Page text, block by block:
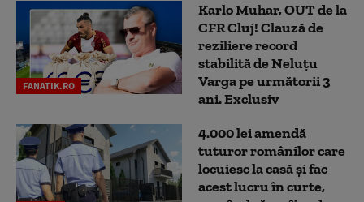
FANATIK.RO
Karlo Muhar, OUT de la
CFR Cluj! Clauză de
reziliere record
stabilită de Neluțu
Varga pe următorii 3
ani. Exclusiv
4.000 lei amendă
tuturor românilor care
locuiesc la casă și fac
acest lucru în curte,